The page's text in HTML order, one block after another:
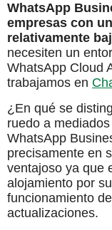
WhatsApp
empresas con
relativamente
necesiten un
WhatsApp Cloud
trabajamos en
¿En qué se
ruedo a
WhatsApp
precisamente en
ventajoso ya que
alojamiento por
funcionamiento
actualizaciones.